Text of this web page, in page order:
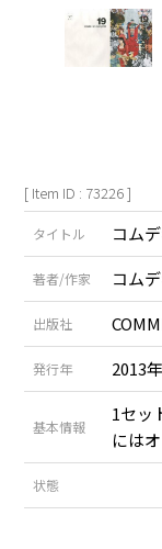
[ Item ID : 73226 ]
タイトル コム
著者/作家 コム
出版社
発行年 2013年
基本情報
1セッ
には
状態